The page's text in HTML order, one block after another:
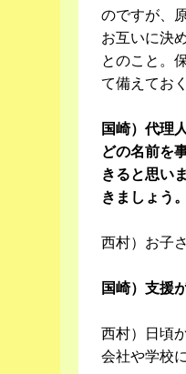
のですが、
お互いに決
とのこと。
て備えてお
国崎）代理
どの名前を
きると思い
きましょう
西村）お子
国崎）支援
西村）日頃
会社や学校